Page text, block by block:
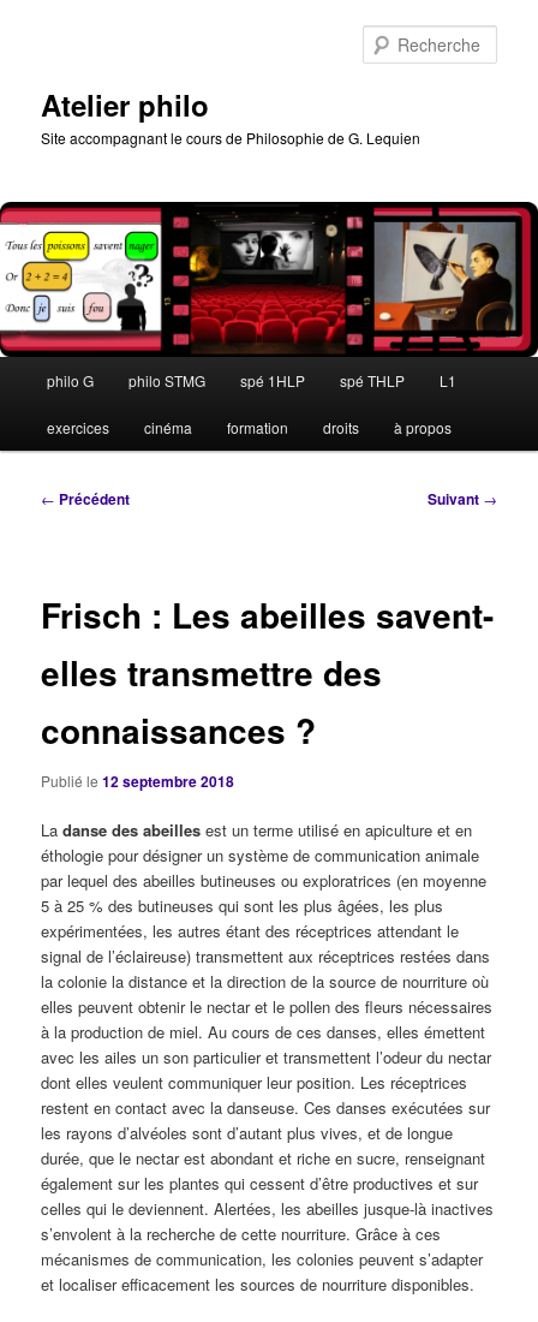
Atelier philo
Site accompagnant le cours de Philosophie de G. Lequien
principal
philo G philo STMG spé 1HLP spé THLP L1
exercices cinéma formation droits à propos
Navigation
← Précédent Suivant →
Frisch : Les abeilles savent-
elles transmettre des
connaissances ?
Publié le12 septembre 2018
Ladanse des abeilles est un terme utilisé en apiculture et en
éthologie pour désigner un système de communication animale
par lequel des abeilles butineuses ou exploratrices (en moyenne
5 à 25 % des butineuses qui sont les plus âgées, les plus
expérimentées, les autres étant des réceptrices attendant le
signal de l’éclaireuse) transmettent aux réceptrices restées dans
la colonie la distance et la direction de la source de nourriture où
elles peuvent obtenir le nectar et le pollen des fleurs nécessaires
à la production de miel. Au cours de ces danses, elles émettent
avec les ailes un son particulier et transmettent l’odeur du nectar
dont elles veulent communiquer leur position. Les réceptrices
restent en contact avec la danseuse. Ces danses exécutées sur
les rayons d’alvéoles sont d’autant plus vives, et de longue
durée, que le nectar est abondant et riche en sucre, renseignant
également sur les plantes qui cessent d’être productives et sur
celles qui le deviennent. Alertées, les abeilles jusque-là inactives
s’envolent à la recherche de cette nourriture. Grâce à ces
mécanismes de communication, les colonies peuvent s’adapter
et localiser efficacement les sources de nourriture disponibles.